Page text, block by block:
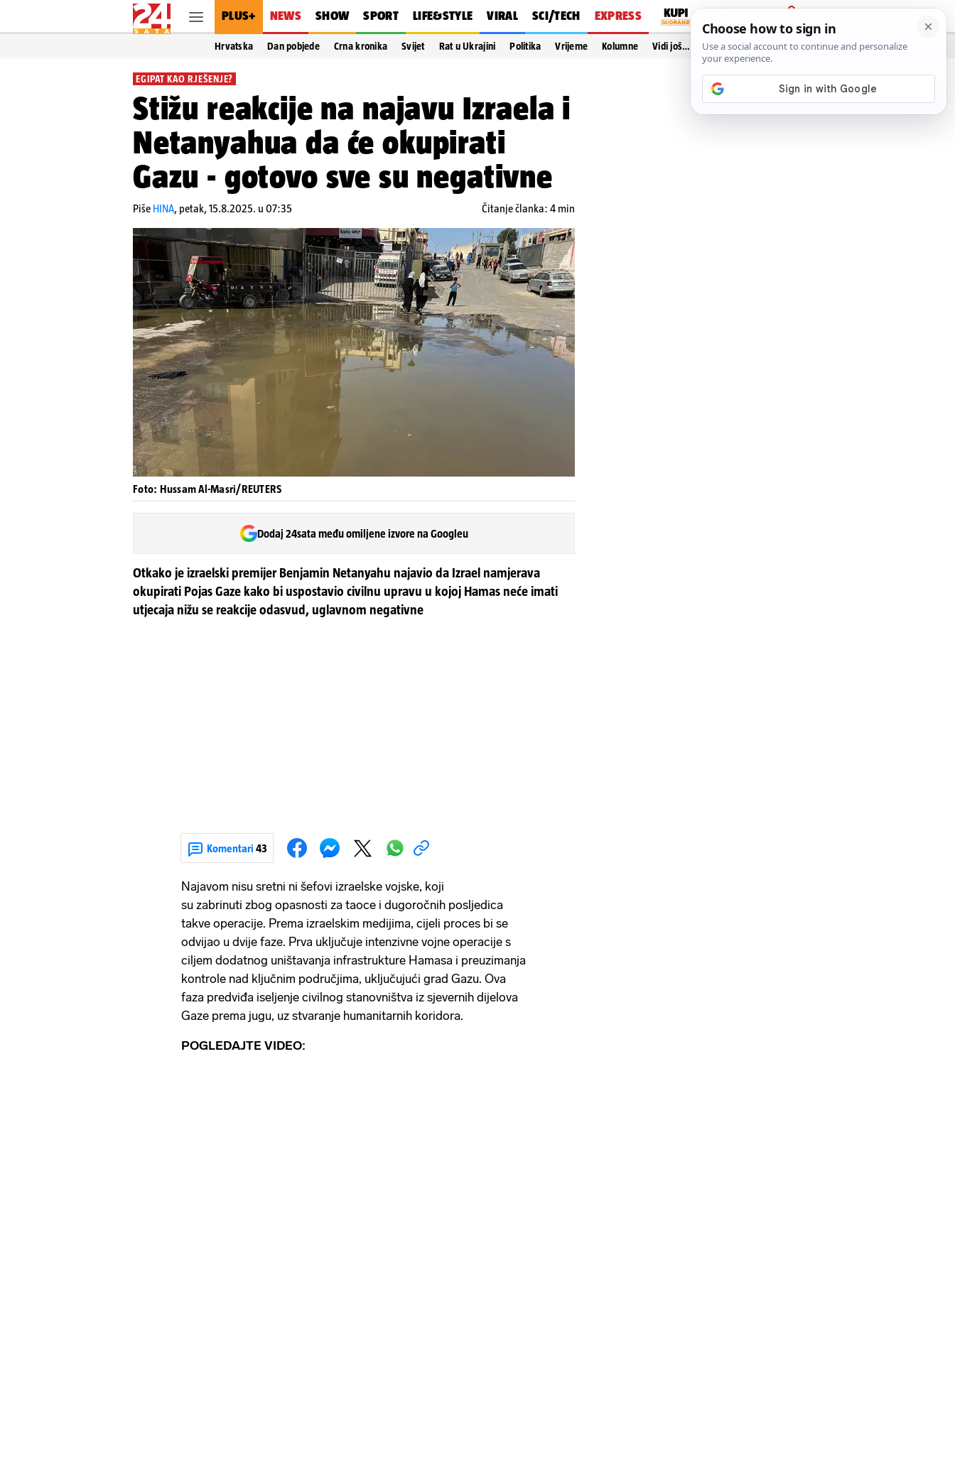
PLUS+ NEWS SHOW SPORT LIFE&STYLE VIRAL SCI/TECH EXPRESS
PRIJAVA
Hrvatska Dan pobjede Crna kronika Svijet Rat u Ukrajini Politika Vrijeme Kolumne Vidi još…
EGIPAT KAO RJEŠENJE?
Stižu reakcije na najavu Izraela i
Netanyahua da će okupirati
Gazu - gotovo sve su negativne
Piše HINA, petak, 15.8.2025. u 07:35 Čitanje članka: 4 min
Foto: Hussam Al-Masri/REUTERS
Dodaj 24sata među omiljene izvore na Googleu
Otkako je izraelski premijer Benjamin Netanyahu najavio da Izrael namjerava
okupirati Pojas Gaze kako bi uspostavio civilnu upravu u kojoj Hamas neće imati
utjecaja nižu se reakcije odasvud, uglavnom negativne
Komentari 43
Najavom nisu sretni ni šefovi izraelske vojske, koji
su zabrinuti zbog opasnosti za taoce i dugoročnih posljedica
takve operacije. Prema izraelskim medijima, cijeli proces bi se
odvijao u dvije faze. Prva uključuje intenzivne vojne operacije s
ciljem dodatnog uništavanja infrastrukture Hamasa i preuzimanja
kontrole nad ključnim područjima, uključujući grad Gazu. Ova
faza predviđa iseljenje civilnog stanovništva iz sjevernih dijelova
Gaze prema jugu, uz stvaranje humanitarnih koridora.
POGLEDAJTE VIDEO: